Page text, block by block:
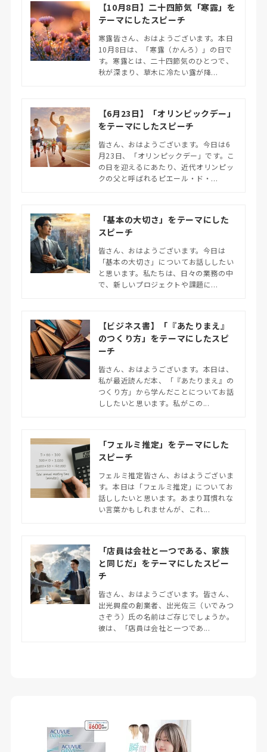
【10月8日】二十四節気「寒露」を
テーマにしたスピーチ
寒露皆さん、おはようございます。本日
10月8日は、「寒露（かんろ）」の日で
す。寒露とは、二十四節気のひとつで、
秋が深まり、草木に冷たい露が降...
【6月23日】「オリンピックデー」
をテーマにしたスピーチ
皆さん、おはようございます。今日は6
月23日、「オリンピックデー」です。こ
の日を迎えるにあたり、近代オリンピッ
クの父と呼ばれるピエール・ド・...
「基本の大切さ」をテーマにした
スピーチ
皆さん、おはようございます。今日は
「基本の大切さ」についてお話ししたい
と思います。私たちは、日々の業務の中
で、新しいプロジェクトや課題に...
【ビジネス書】「『あたりまえ』
のつくり方」をテーマにしたスピ
ーチ
皆さん、おはようございます。本日は、
私が最近読んだ本、「『あたりまえ』の
つくり方」から学んだことについてお話
ししたいと思います。私がこの...
「フェルミ推定」をテーマにした
スピーチ
フェルミ推定皆さん、おはようございま
す。本日は「フェルミ推定」についてお
話ししたいと思います。あまり耳慣れな
い言葉かもしれませんが、これ...
「店員は会社と一つである、家族
と同じだ」をテーマにしたスピー
チ
皆さん、おはようございます。皆さん、
出光興産の創業者、出光佐三（いでみつ
さぞう）氏の名前はご存じでしょうか。
彼は、「店員は会社と一つであ...